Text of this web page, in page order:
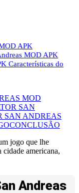
APK
MOD APK
Características do
MOD
SAN
SAN ANDREAS
CONCLUSÃO
jogo que lhe
cidade americana,
Andreas